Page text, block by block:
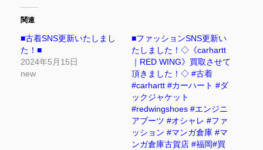
関連
■古着SNS更新いたしまし
た！■
2024年5月15日
new
■ファッションSNS更新い
たしました！◇《carhartt
｜RED WING》買取させて
頂きました！◇ #古着
#carhartt #カーハート #ダ
ックジャケット
#redwingshoes #エンジニ
アブーツ #オシャレ #ファ
ッション #マンガ倉庫 #マ
ンガ倉庫古賀店 #福岡#買